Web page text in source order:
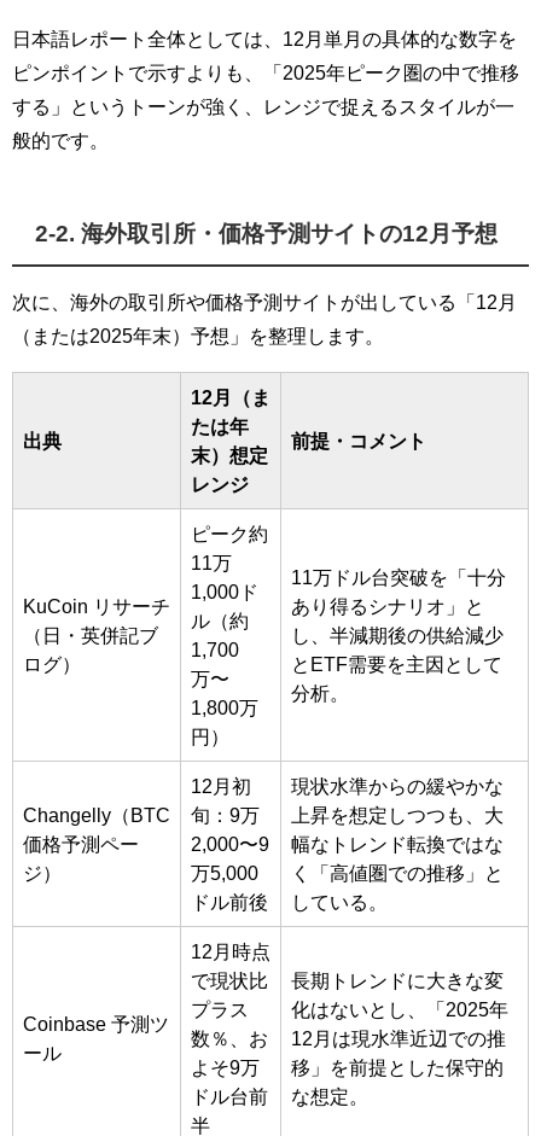
日本語レポート全体としては、12月単月の具体的な数字を
ピンポイントで示すよりも、「2025年ピーク圏の中で推移
する」というトーンが強く、レンジで捉えるスタイルが一
般的です。
2-2. 海外取引所・価格予測サイトの12月予想
次に、海外の取引所や価格予測サイトが出している「12月
（または2025年末）予想」を整理します。
出典
12月（ま
たは年
末）想定
レンジ
前提・コメント
KuCoin リサーチ
（日・英併記ブ
ログ）
ピーク約
11万
1,000ド
ル（約
1,700
万〜
1,800万
円）
11万ドル台突破を「十分
あり得るシナリオ」と
し、半減期後の供給減少
とETF需要を主因として
分析。
Changelly（BTC
価格予測ペー
ジ）
12月初
旬：9万
2,000〜9
万5,000
ドル前後
現状水準からの緩やかな
上昇を想定しつつも、大
幅なトレンド転換ではな
く「高値圏での推移」と
している。
Coinbase 予測ツ
ール
12月時点
で現状比
プラス
数％、お
よそ9万
ドル台前
半
長期トレンドに大きな変
化はないとし、「2025年
12月は現水準近辺での推
移」を前提とした保守的
な想定。